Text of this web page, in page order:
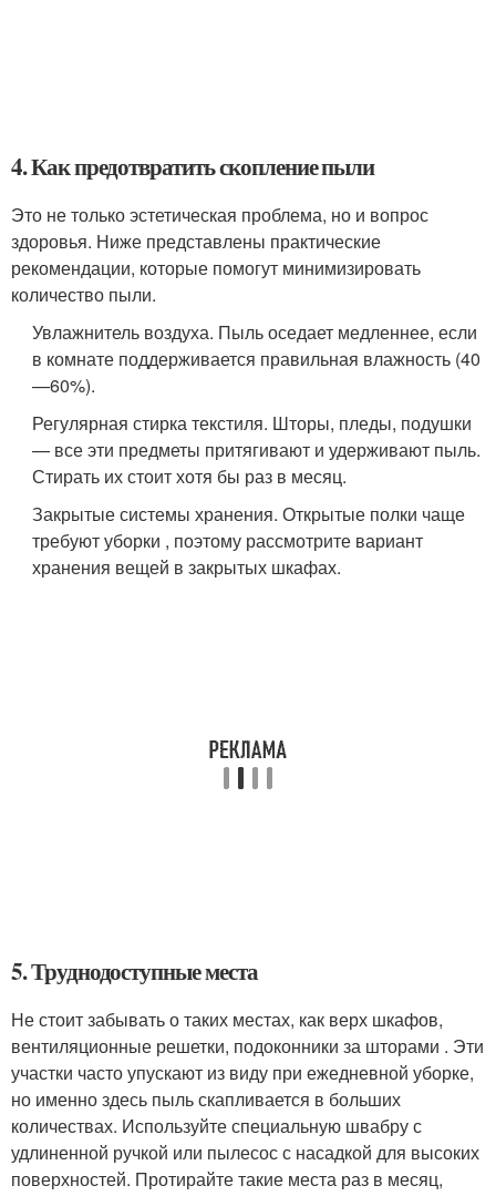
4. Как предотвратить скопление пыли
Это не только эстетическая проблема, но и вопрос
здоровья. Ниже представлены практические
рекомендации, которые помогут минимизировать
количество пыли.
Увлажнитель воздуха. Пыль оседает медленнее, если
в комнате поддерживается правильная влажность (40
—60%).
Регулярная стирка текстиля. Шторы, пледы, подушки
— все эти предметы притягивают и удерживают пыль.
Стирать их стоит хотя бы раз в месяц.
Закрытые системы хранения. Открытые полки чаще
требуют уборки , поэтому рассмотрите вариант
хранения вещей в закрытых шкафах.
5. Труднодоступные места
Не стоит забывать о таких местах, как верх шкафов,
вентиляционные решетки, подоконники за шторами . Эти
участки часто упускают из виду при ежедневной уборке,
но именно здесь пыль скапливается в больших
количествах. Используйте специальную швабру с
удлиненной ручкой или пылесос с насадкой для высоких
поверхностей. Протирайте такие места раз в месяц,